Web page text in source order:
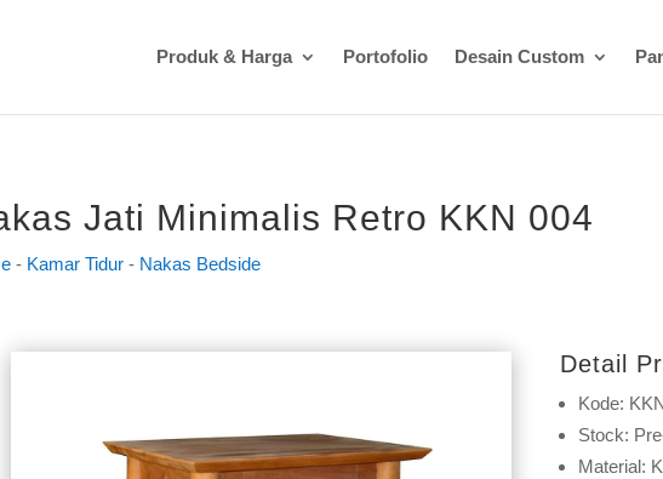
Produk & Harga Portofolio Desain Custom
Jati Minimalis Retro KKN 004
- Kamar Tidur- Nakas Bedside
Detail
Kode:
Stock:
Material: